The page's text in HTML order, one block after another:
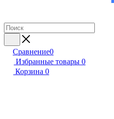
Сравнение0
Избранные товары 0
Корзина 0